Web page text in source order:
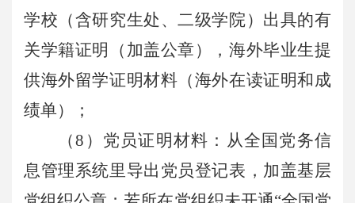
学校（含研究生处、二级学院）出具的有
关学籍证明（加盖公章），海外毕业生提
供海外留学证明材料（海外在读证明和成
绩单）；
（8）党员证明材料：从全国党务信
息管理系统里导出党员登记表，加盖基层